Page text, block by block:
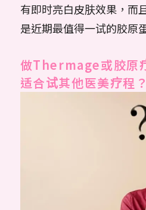
有即时亮白皮肤效果，而
是近期最值得一试的胶原
做Thermage或胶原
适合试其他医美疗程？